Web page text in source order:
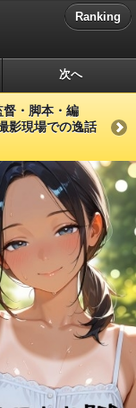
Ranking
次へ
督・脚本・編
影現場での逸話